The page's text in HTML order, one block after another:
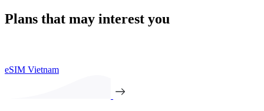
Plans that may interest you
eSIM Vietnam